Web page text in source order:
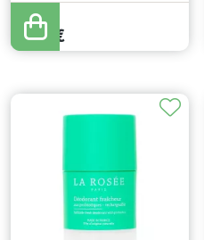
9,90€
8,41 €